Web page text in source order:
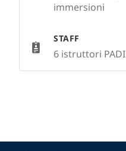
immersioni
STAFF
6 istruttori PADI